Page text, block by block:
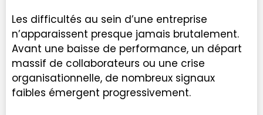
Les difficultés au sein d’une entreprise
n’apparaissent presque jamais brutalement.
Avant une baisse de performance, un départ
massif de collaborateurs ou une crise
organisationnelle, de nombreux signaux
faibles émergent progressivement.